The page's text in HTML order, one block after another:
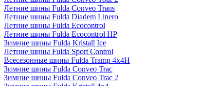
Летние шины Fulda Conveo Trans
Летние шины Fulda Diadem Linero
Летние шины Fulda Ecocontrol
Летние шины Fulda Ecocontrol HP
Зимние шины Fulda Kristall Ice
Летние шины Fulda Sport Control
Всесезонные шины Fulda Tramp 4x4H
Зимние шины Fulda Conveo Trac
Зимние шины Fulda Conveo Trac 2